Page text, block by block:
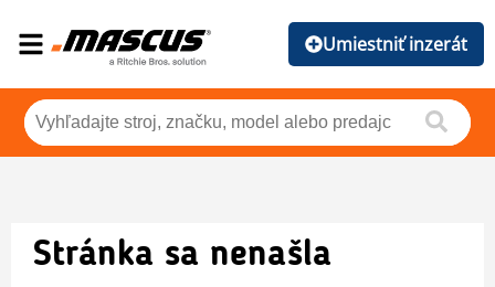
Umiestniť inzerát
Stránka sa nenašla